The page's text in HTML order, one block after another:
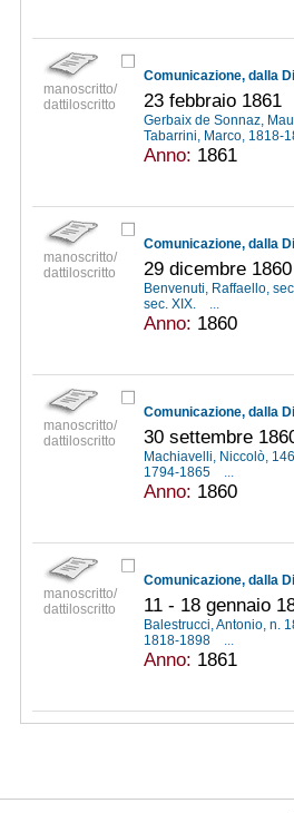
manoscritto/
dattiloscritto
23 febbraio 1861
Gerbaix de Sonnaz,
Tabarrini, Marco, 1818-
Anno: 1861
manoscritto/
dattiloscritto
29 dicembre 1860
Benvenuti, Raffaello,
sec. XIX.
...
Anno: 1860
manoscritto/
dattiloscritto
30 settembre
Machiavelli, Niccolò,
1794-1865
...
Anno: 1860
manoscritto/
dattiloscritto
11 - 18 gennaio
Balestrucci, Antonio, n.
1818-1898
...
Anno: 1861